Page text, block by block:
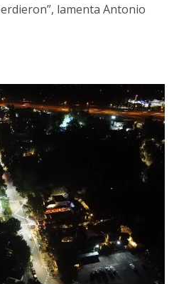
lamenta Antonio